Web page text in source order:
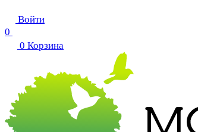
Войти
0
0 Корзина